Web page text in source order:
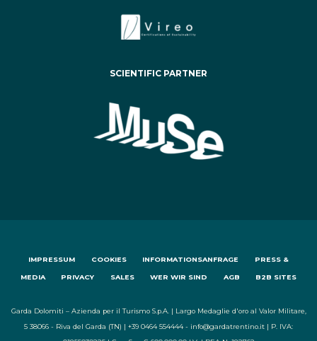
SCIENTIFIC PARTNER
IMPRESSUM COOKIES INFORMATIONSANFRAGE PRESS &
MEDIA PRIVACY SALES WER WIR SIND AGB B2B SITES
Garda Dolomiti – Azienda per il Turismo S.p.A. | Largo Medaglie d'oro al Valor Militare,
5 38066 - Riva del Garda (TN) | +39 0464 554444 - info@gardatrentino.it | P. IVA: